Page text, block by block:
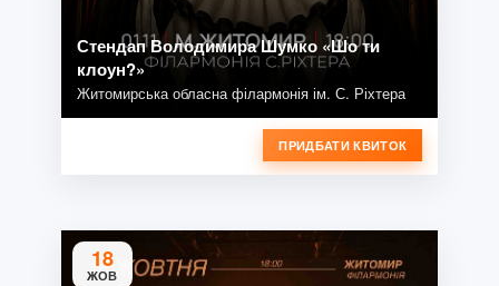
Стендап Володимира Шумко «Шо ти
клоун?»
Житомирська обласна філармонія ім. С. Ріхтера
ПРИДБАТИ КВИТОК
18
ЖОВ